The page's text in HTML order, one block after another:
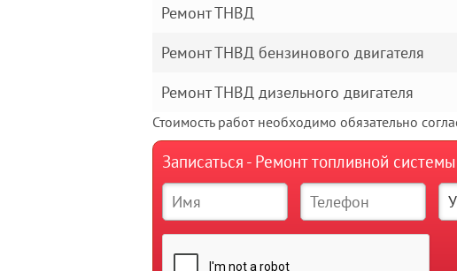
Ремонт ТНВД
Ремонт ТНВД бензинового двигателя
Ремонт ТНВД дизельного двигателя
Стоимость работ необходимо обязательно
Записаться - Ремонт топливной